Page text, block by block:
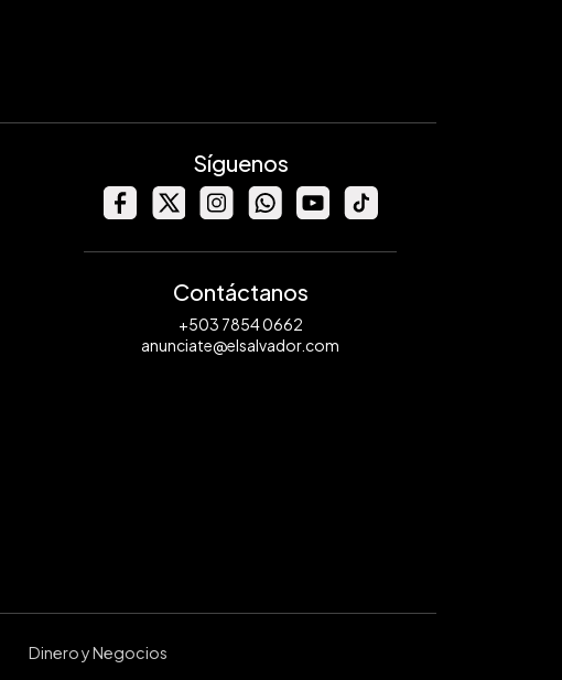
Síguenos
Contáctanos
+503 7854 0662
anunciate@elsalvador.com
Dinero y Negocios